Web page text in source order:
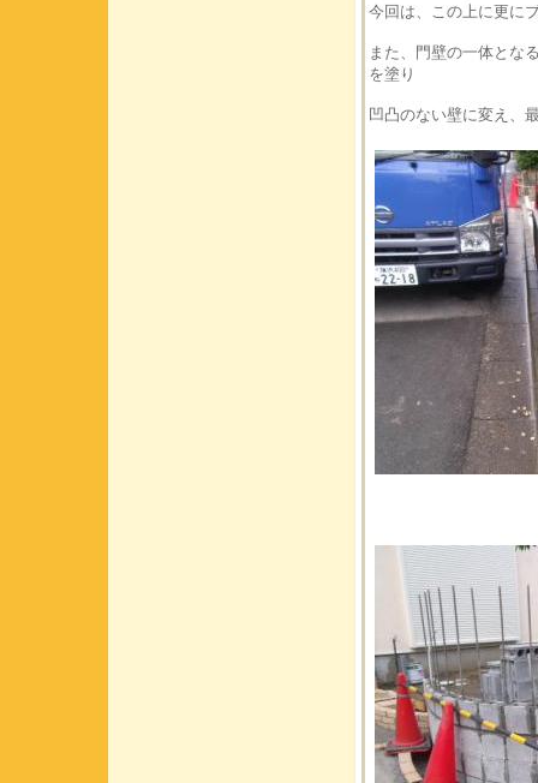
今回は、この上に更に
また、門壁の一体とな
を塗り
凹凸のない壁に変え、